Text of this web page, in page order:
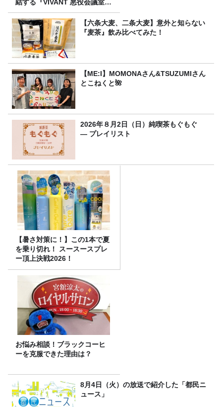
結する『VIVANT 悪役会議室』
7/26(日)23時スタート！
【六条大麦、二条大麦】意外と知らない
『麦茶』飲み比べてみた！
【ME:I】MOMONAさん&TSUZUMIさん
とこねくと🌺
2026年８月2日（日）純喫茶もぐもぐ
― プレイリスト
【暑さ対策に！】この1本で夏
を乗り切れ！ スースースプレ
ー頂上決戦2026！
お悩み相談！ブラックコーヒ
ーを克服できた理由は？
8月4日（火）の放送で紹介した「都民ニ
ュース」